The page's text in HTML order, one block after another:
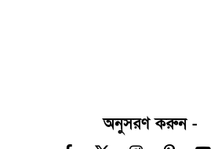
অনুসরণ করুন -